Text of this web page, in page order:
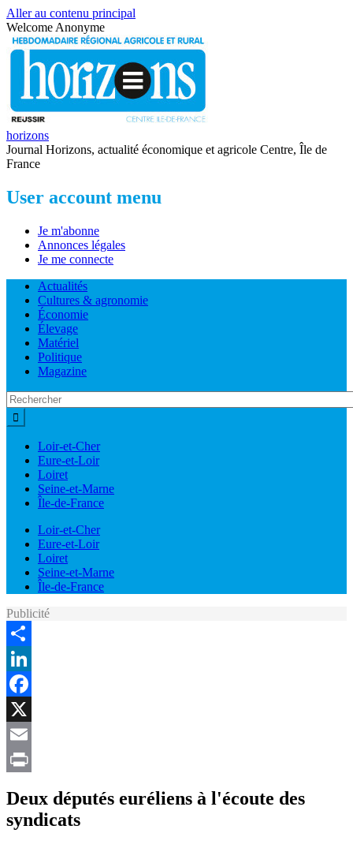
Aller au contenu principal
Welcome Anonyme
horizons
Journal Horizons, actualité économique et agricole Centre, Île de
France
User account menu
Je m'abonne
Annonces légales
Je me connecte
Actualités
Cultures & agronomie
Économie
Élevage
Matériel
Politique
Magazine
Loir-et-Cher
Eure-et-Loir
Loiret
Seine-et-Marne
Île-de-France
Loir-et-Cher
Eure-et-Loir
Loiret
Seine-et-Marne
Île-de-France
Publicité
Share
LinkedIn
Facebook
X
Email
Deux députés euréliens à l'écoute des
syndicats